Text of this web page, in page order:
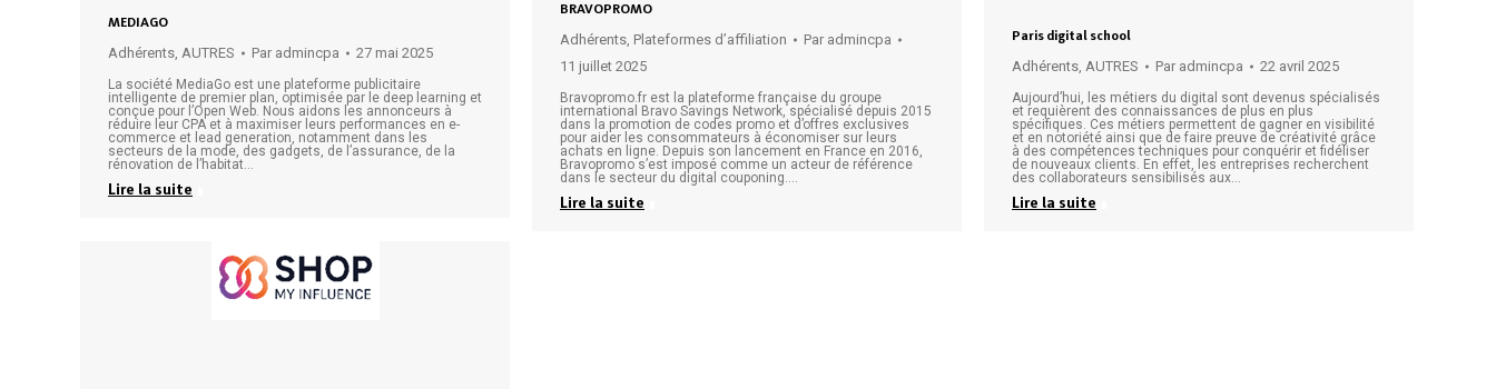
BRAVOPROMO
Adhérents, Plateformes d’affiliation Par admincpa
11 juillet 2025
Bravopromo.fr est la plateforme française du groupe
international Bravo Savings Network, spécialisé depuis 2015
dans la promotion de codes promo et d’offres exclusives
pour aider les consommateurs à économiser sur leurs
achats en ligne. Depuis son lancement en France en 2016,
Bravopromo s’est imposé comme un acteur de référence
dans le secteur du digital couponing.…
Lire la suite
MEDIAGO
Adhérents, AUTRES Par admincpa 27 mai 2025
La société MediaGo est une plateforme publicitaire
intelligente de premier plan, optimisée par le deep learning et
conçue pour l’Open Web. Nous aidons les annonceurs à
réduire leur CPA et à maximiser leurs performances en e-
commerce et lead generation, notamment dans les
secteurs de la mode, des gadgets, de l’assurance, de la
rénovation de l’habitat…
Lire la suite
Paris digital school
Adhérents, AUTRES Par admincpa 22 avril 2025
Aujourd’hui, les métiers du digital sont devenus spécialisés
et requièrent des connaissances de plus en plus
spécifiques. Ces métiers permettent de gagner en visibilité
et en notoriété ainsi que de faire preuve de créativité grâce
à des compétences techniques pour conquérir et fidéliser
de nouveaux clients. En effet, les entreprises recherchent
des collaborateurs sensibilisés aux…
Lire la suite